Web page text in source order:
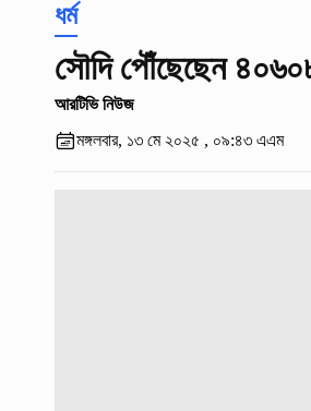
ধর্ম
সৌদি পৌঁছেছেন
আরটিভি নিউজ
মঙ্গলবার, ১৩ মে ২০২৫ , ০৯:৪৩ এএম